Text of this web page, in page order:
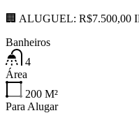
🏢 ALUGUEL: R$7.500,00
Banheiros
4
Área
200 M²
Para Alugar